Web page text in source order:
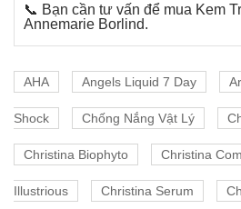
📞 Bạn cần tư vấn để mua Kem
Annemarie Borlind.
AHA Angels Liquid 7 Day
Shock Chống Nắng Vật Lý
Christina Biophyto Christina
Illustrious Christina Serum